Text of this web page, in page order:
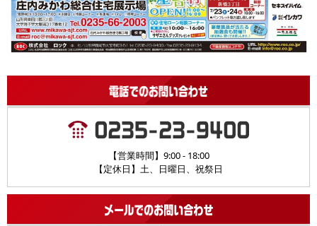
【営業時間】9:00 - 18:00
【定休日】土、日曜日、祝祭日